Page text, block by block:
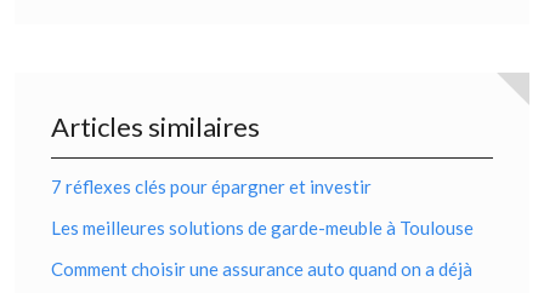
Articles similaires
7 réflexes clés pour épargner et investir
Les meilleures solutions de garde-meuble à Toulouse
Comment choisir une assurance auto quand on a déjà